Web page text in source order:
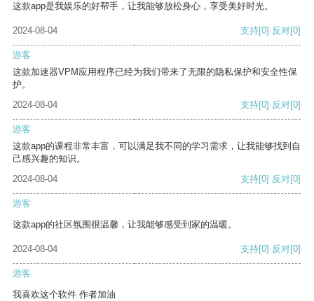
这款app是我娱乐的好帮手，让我能够放松身心，享受美好时光。
2024-08-04 支持[0] 反对[0]
游客
这款加速器VPM应用程序已经为我们带来了无限的隐私保护和安全性保
护。
2024-08-04
支持[0] 反对[0]
游客
这款app的课程非常丰富，可以满足我不同的学习需求，让我能够找到自
己感兴趣的知识。
2024-08-04
支持[0] 反对[0]
游客
这款app的社区氛围很温馨，让我能够感受到家的温暖。
2024-08-04 支持[0] 反对[0]
游客
我喜欢这个软件 作者加油